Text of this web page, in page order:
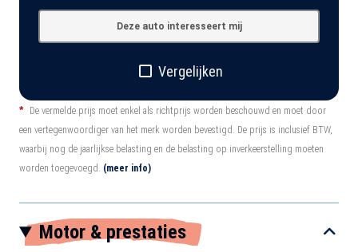
Deze auto interesseert mij
Vergelijken
*
De vermelde prijs moet enkel als richtprijs worden beschouwd en moet door
een vertegenwoordiger van het merk worden bevestigd. De prijs is inclusief BTW,
waarbij nog de jaarlijkse belasting en de belasting op inverkeerstelling moeten
worden toegevoegd. (meer info)
Motor & prestaties